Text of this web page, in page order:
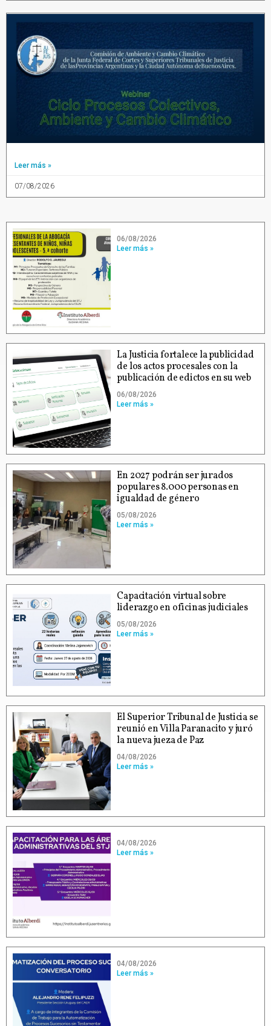
Leer más »
07/08/2026
06/08/2026
Leer más »
La Justicia fortalece la publicidad
de los actos procesales con la
publicación de edictos en su web
06/08/2026
Leer más »
En 2027 podrán ser jurados
populares 8.000 personas en
igualdad de género
05/08/2026
Leer más »
Capacitación virtual sobre
liderazgo en oficinas judiciales
05/08/2026
Leer más »
El Superior Tribunal de Justicia se
reunió en Villa Paranacito y juró
la nueva jueza de Paz
04/08/2026
Leer más »
04/08/2026
Leer más »
04/08/2026
Leer más »